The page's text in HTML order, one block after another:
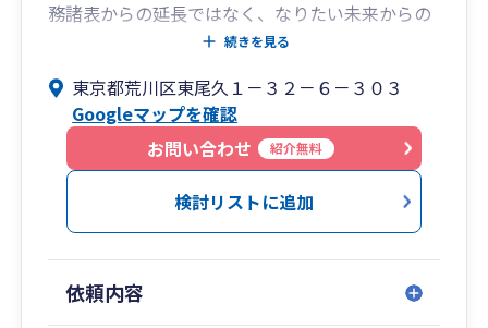
務諸表からの延長ではなく、なりたい未来からの
逆算で行動を起こさなければなりません。我々は
経営者が企業活動を通じて追い求めるのは、単な
る利益の追求ではありません。経営者は、「人生
の目的」を実現し、社会に価値を届けたいと願っ
ています。その目的は時として次世代へ受け継が
れる「人生の遺産（Legacy）」となります。
我々は経営者の「人生の目的」に共感し財務顧問
をサポートします。
続きを見る
東京都荒川区東尾久１－３２－６－３０３
Googleマップを確認
お問い合わせ
紹介無料
検討リストに追加
依頼内容